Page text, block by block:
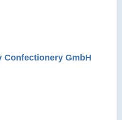
Confectionery GmbH